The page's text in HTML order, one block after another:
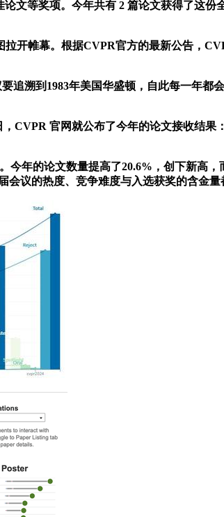
等奖项。今年共有 2 篇论文获得了这份
帷幕。根据CVPR官方的最新公告，
溯到1983年美国华盛顿，自此每一年都
官网就公布了今年的论文接收结果
年的论文数量提高了20.6%，创下新高
议的热度、竞争难度与入选获奖的含金量